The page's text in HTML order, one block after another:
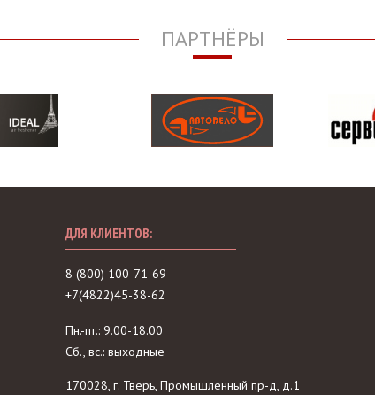
ПАРТНЁРЫ
ДЛЯ КЛИЕНТОВ:
8 (800) 100-71-69
+7(4822)45-38-62
Пн.-пт.: 9.00-18.00
Сб., вс.: выходные
170028, г. Тверь, Промышленный пр-д, д.1